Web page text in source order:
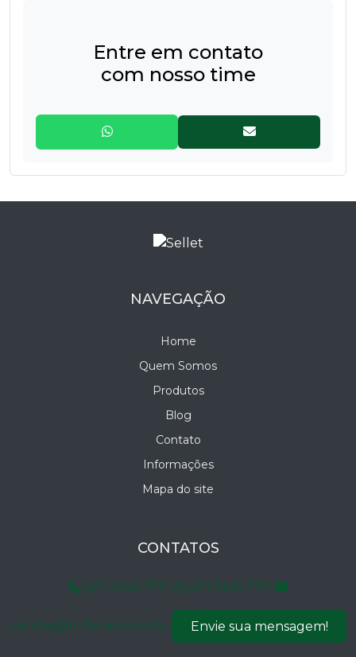
Entre em contato
com nosso time
NAVEGAÇÃO
Home
Quem Somos
Produtos
Blog
Contato
Informações
Mapa do site
CONTATOS
(47) 3145-7171 (47) 3145-7171
vendas@luftmaxi.com.br Envie sua mensagem!